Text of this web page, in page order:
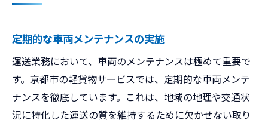
定期的な車両メンテナンスの実施
運送業務において、車両のメンテナンスは極めて重要で
す。京都市の軽貨物サービスでは、定期的な車両メンテ
ナンスを徹底しています。これは、地域の地理や交通状
況に特化した運送の質を維持するために欠かせない取り